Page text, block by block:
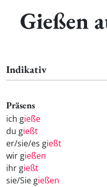
Gießen
Indikativ
Präsens
ich gieße
du gießt
er/sie/es gießt
wir gießen
ihr gießt
sie/Sie gießen